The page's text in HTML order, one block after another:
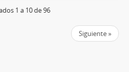
1 a 10 de 96
Siguiente »